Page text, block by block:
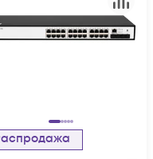
Распродажа